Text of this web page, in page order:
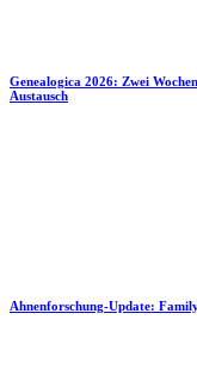
Genealogica 2026: Zwei
Austausch
Ahnenforschung-Update: